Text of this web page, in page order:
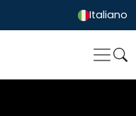
Italiano